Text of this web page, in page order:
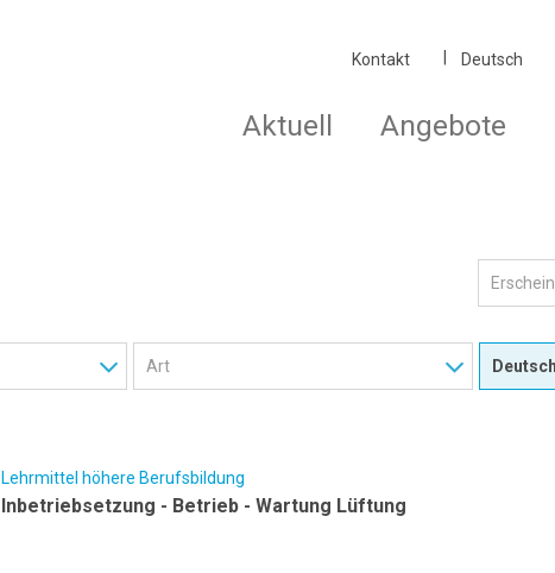
Kontakt
Aktuell Angebote
Lehrmittel höhere Berufsbildung
Inbetriebsetzung - Betrieb - Wartung Lüftung